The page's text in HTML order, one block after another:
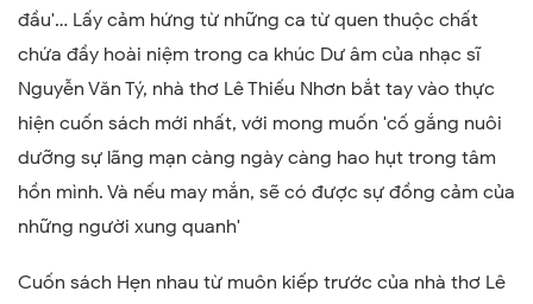
đầu'… Lấy cảm hứng từ những ca từ quen thuộc chất
chứa đầy hoài niệm trong ca khúc Dư âm của nhạc sĩ
Nguyễn Văn Tý, nhà thơ Lê Thiếu Nhơn bắt tay vào thực
hiện cuốn sách mới nhất, với mong muốn 'cố gắng nuôi
dưỡng sự lãng mạn càng ngày càng hao hụt trong tâm
hồn mình. Và nếu may mắn, sẽ có được sự đồng cảm của
những người xung quanh'
Cuốn sách Hẹn nhau từ muôn kiếp trước của nhà thơ Lê